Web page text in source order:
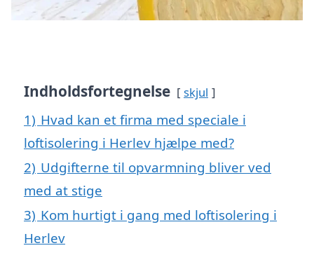
Indholdsfortegnelse skjul
1) Hvad kan et firma med speciale i
loftisolering i Herlev hjælpe med?
2) Udgifterne til opvarmning bliver ved
med at stige
3) Kom hurtigt i gang med loftisolering i
Herlev